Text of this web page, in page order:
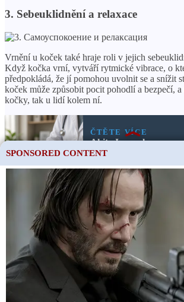
3. Sebeuklidnění a relaxace
Vrnění u koček také hraje roli v jejich
Když kočka vrní, vytváří rytmické vibrace, o
předpokládá, že jí pomohou uvolnit se a snížit
koček může způsobit pocit pohodlí a bezpečí, a
kočky, tak u lidí kolem ní.
ČTĚTE VÍCE
Akita Inu - plemeno
popis, charakteristika,
povahové vlastnosti,
fotografie a recenze
Vrnění u koček tedy plní nejen krátkodobé, ale i
funkce. Může zprostředkovat emoce, zlepšit
ostatními a pomoci kočce uklidnit a uvolnit se.
překvapením, že vrnění je jedním z oblíbených
zvuků spojených s kočkami.
Video:
This site uses cookies to store data. By continuing to
to the use of these files.
OK
SPONSORED CONTENT